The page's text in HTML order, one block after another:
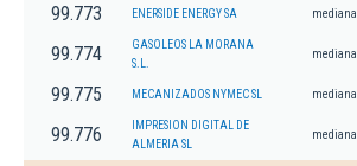
99.773 ENERSIDE ENERGY SA mediana
99.774
GASOLEOS LA MORANA
S.L.
mediana
99.775 MECANIZADOS NYMEC SL mediana
99.776
IMPRESION DIGITAL DE
ALMERIA SL
mediana